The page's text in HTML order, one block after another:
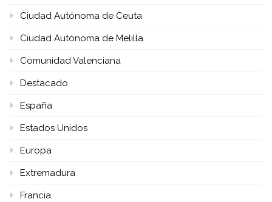
Ciudad Autónoma de Ceuta
Ciudad Autónoma de Melilla
Comunidad Valenciana
Destacado
España
Estados Unidos
Europa
Extremadura
Francia